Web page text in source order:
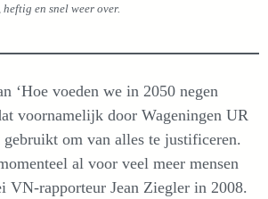
en snel weer over.
‘Hoe voeden we in 2050 negen
voornamelijk door Wageningen UR
om van alles te justificeren.
al voor veel meer mensen
VN-rapporteur Jean Ziegler in 2008.